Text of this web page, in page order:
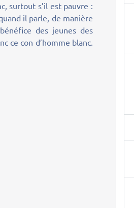
surtout s’il est pauvre :
il parle, de manière
des jeunes des
ce con d’homme blanc.